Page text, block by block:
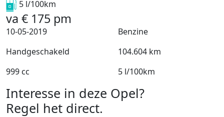
5 l/100km
va € 175 pm
10-05-2019
Benzine
Handgeschakeld
104.604 km
999 cc
5 l/100km
Interesse in deze Opel?
Regel het direct.